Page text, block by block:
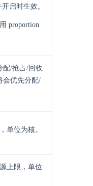
启时生效。
proportion
配/抢占/回收
会优先分配/
单位为核。
上限，单位